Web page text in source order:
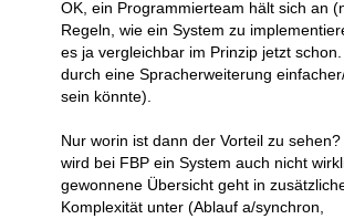
OK, ein Programmierteam hält sich an
Regeln, wie ein System zu
es ja vergleichbar im Prinzip jetzt
durch eine Spracherweiterung
sein könnte).
Nur worin ist dann der Vorteil zu
wird bei FBP ein System auch nicht
gewonnene Übersicht geht in
Komplexität unter (Ablauf a/synchron,